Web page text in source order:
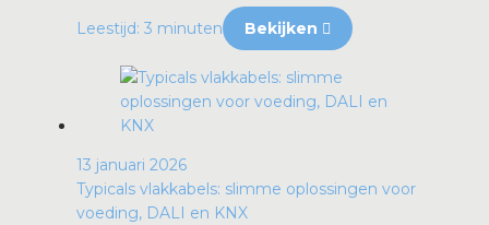
Leestijd: 3 minuten Bekijken
13 januari 2026
Typicals vlakkabels: slimme oplossingen voor
voeding, DALI en KNX